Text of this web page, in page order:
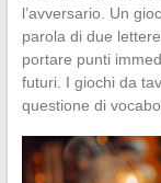
l’avversario. Un
parola di due
portare punti
futuri. I giochi da
questione di